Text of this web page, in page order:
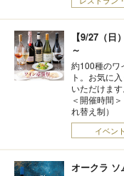
【9/27（
～
約100種のワ
ト。お気に
いただけま
＜開催時間
れ替え制）
イベント
オークラ ソ